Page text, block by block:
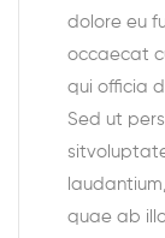
dolore eu
occaecat
qui officia
Sed ut
quae ab